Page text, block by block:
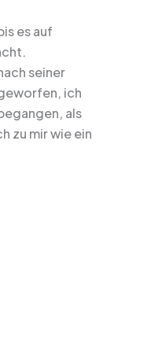
es auf
seiner
ich
als
zu mir wie ein